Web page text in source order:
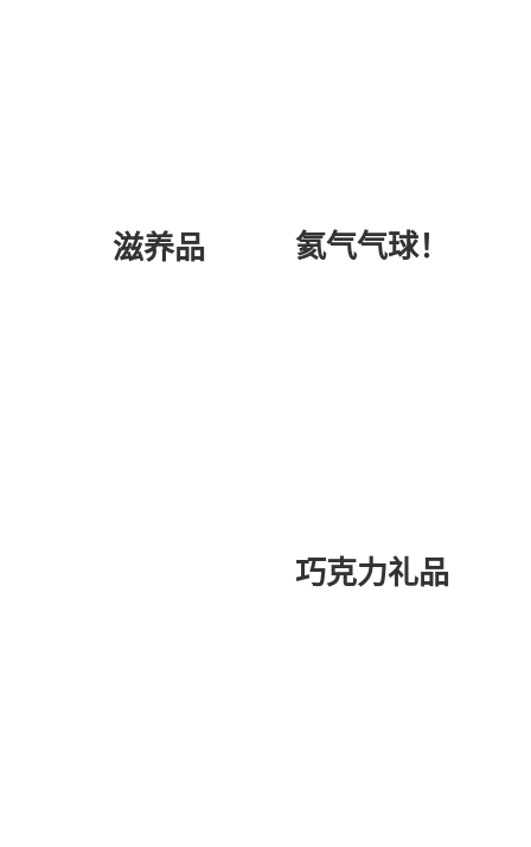
滋养品 氦气气球！
巧克力礼品